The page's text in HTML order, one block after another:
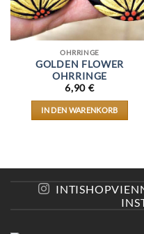
OHRRINGE
GOLDEN FLOWER
OHRRINGE
6,90€
IN DEN WARENKORB